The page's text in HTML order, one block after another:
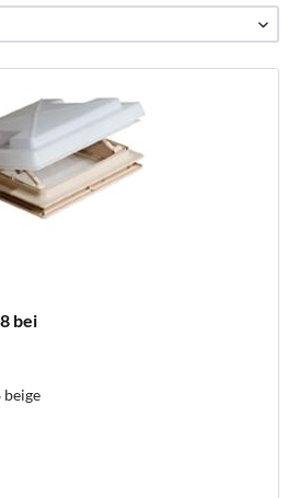
bei